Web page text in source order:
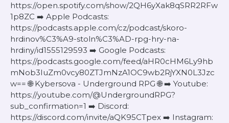
https://open.spotify.com/show/2QH6yXak8qSRR2RFw
1p8ZC ➡️ Apple Podcasts:
https://podcasts.apple.com/cz/podcast/skoro-
hrdinov%C3%A9-stoln%C3%AD-rpg-hry-na-
hrdiny/id1555129593 ➡️ Google Podcasts:
https://podcasts.google.com/feed/aHR0cHM6Ly9hb
mNob3IuZm0vcy80ZTJmNzA1OC9wb2RjYXN0L3Jzc
w== 🌐 Kybersova - Underground RPG 🌐 ➡️ Youtube:
https://youtube.com/@UndergroundRPG?
sub_confirmation=1 ➡️ Discord:
https://discord.com/invite/aQK95CTpex ➡️ Instagram: